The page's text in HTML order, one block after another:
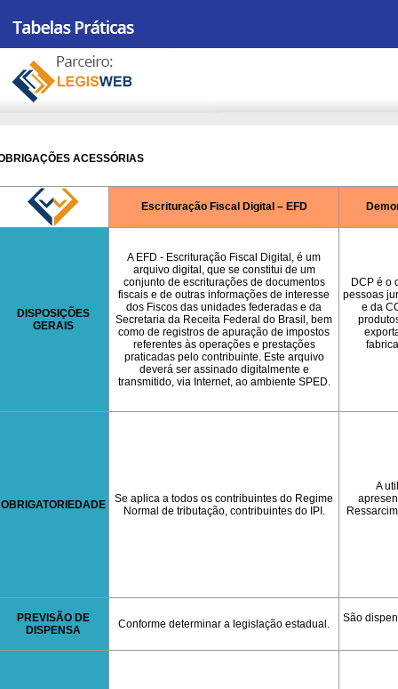
ACESSÓRIAS
Escrituração Fiscal Digital – EFD
DISPOSIÇÕES
GERAIS
A EFD - Escrituração Fiscal Digital, é um
arquivo digital, que se constitui de um
conjunto de escriturações de documentos
fiscais e de outras informações de interesse
dos Fiscos das unidades federadas e da
Secretaria da Receita Federal do Brasil, bem
como de registros de apuração de impostos
referentes às operações e prestações
praticadas pelo contribuinte. Este arquivo
deverá ser assinado digitalmente e
transmitido, via Internet, ao ambiente SPED.
DCP é o
pessoas
e da
OBRIGATORIEDADE
Se aplica a todos os contribuintes do Regime
Normal de tributação, contribuintes do IPI.
A
PREVISÃO DE
DISPENSA
Conforme determinar a legislação estadual. São